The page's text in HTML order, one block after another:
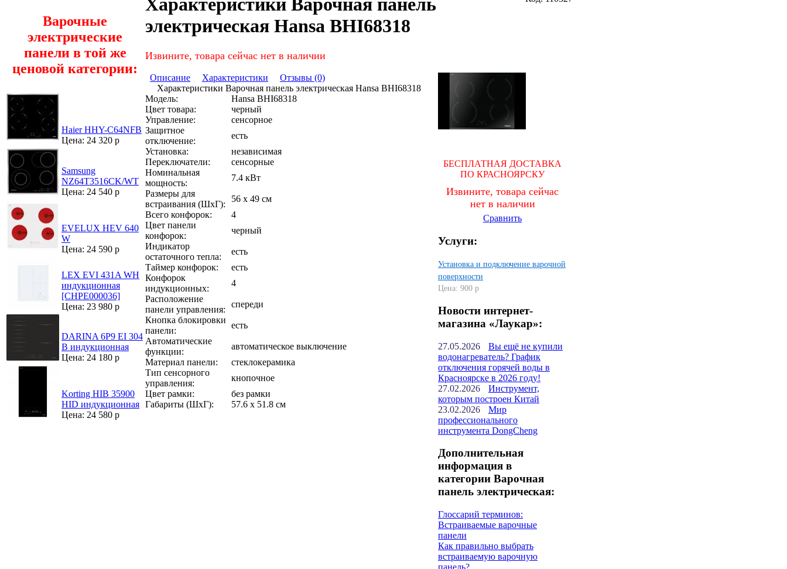
Варочные
электрические
панели в той же
ценовой категории:
Haier HHY-C64NFB
Цена: 24 320 р
Samsung
NZ64T3516CK/WT
Цена: 24 540 р
EVELUX HEV 640
W
Цена: 24 590 р
LEX EVI 431A WH
индукционная
[CHPE000036]
Цена: 23 980 р
DARINA 6Р9 ЕI 304
B индукционная
Цена: 24 180 р
Korting HIB 35900
HID индукционная
Цена: 24 580 р
Характеристики Варочная панель
электрическая Hansa BHI68318
Извините, товара сейчас нет в наличии
БЕСПЛАТНАЯ ДОСТАВКА
ПО КРАСНОЯРСКУ
Извините, товара сейчас
нет в наличии
Сравнить
Услуги:
Установка и подключение варочной
поверхности
Цена: 900 р
Новости интернет-
магазина «Лаукар»:
27.05.2026
Вы ещё не купили
водонагреватель? График
отключения горячей воды в
Красноярске в 2026 году!
27.02.2026
Инструмент,
которым построен Китай
23.02.2026
Мир
профессионального
инструмента DongCheng
Дополнительная
информация в
категории Варочная
панель электрическая:
Глоссарий терминов:
Встраиваемые варочные
панели
Как правильно выбрать
встраиваемую варочную
Описание Характеристики
Отзывы (0)
Характеристики Варочная панель электрическая Hansa BHI68318
Модель:
Hansa BHI68318
Цвет товара:
черный
Управление:
сенсорное
Защитное
отключение:
есть
Установка:
независимая
Переключатели:
сенсорные
Номинальная
мощность:
7.4 кВт
Размеры для
встраивания (ШхГ):
56 x 49 см
Всего конфорок:
4
Цвет панели
конфорок:
черный
Индикатор
остаточного тепла:
есть
Таймер конфорок:
есть
Конфорок
индукционных:
4
Расположение
панели управления:
спереди
Кнопка блокировки
панели:
есть
Автоматические
функции:
автоматическое выключение
Материал панели:
стеклокерамика
Тип сенсорного
управления:
кнопочное
Цвет рамки:
без рамки
Габариты (ШхГ):
57.6 х 51.8 см